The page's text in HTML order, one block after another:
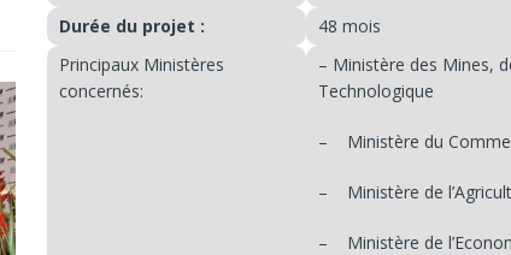
Durée du projet :
48 mois
Principaux Ministères
concernés:
– Ministère des Mines,
Technologique
– Ministère du
– Ministère de
– Ministère de